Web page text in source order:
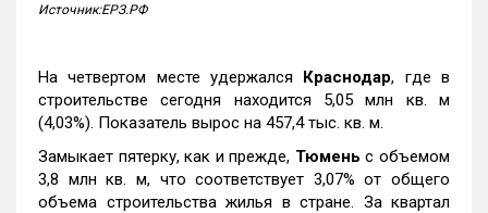
Источник:ЕРЗ.РФ
На четвертом месте удержался Краснодар, где в
строительстве сегодня находится 5,05 млн кв. м
(4,03%). Показатель вырос на 457,4 тыс. кв. м.
Замыкает пятерку, как и прежде, Тюмень с объемом
3,8 млн кв. м, что соответствует 3,07% от общего
объема строительства жилья в стране. За квартал